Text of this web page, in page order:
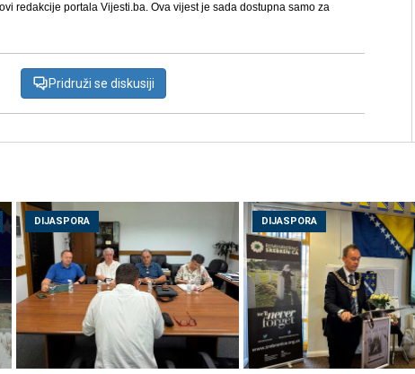
redakcije portala Vijesti.ba. Ova vijest je sada dostupna samo za
Pridruži se diskusiji
DIJASPORA DIJASPORA